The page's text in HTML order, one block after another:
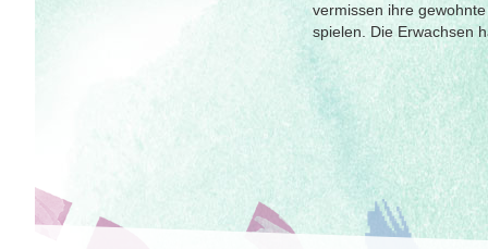
vermissen ihre
spielen. Die Erwachsen